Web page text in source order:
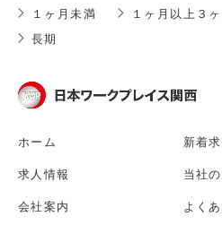
ホーム 新着
求人情報 当社
会社案内 よく
１ヶ月未満 １ヶ月以上３
長期